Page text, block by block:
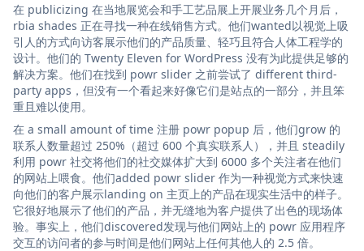
在 publicizing 在当地展览会和手工艺品展上开展业务几个月后，
rbia shades 正在寻找一种在线销售方式。他们wanted以视觉上吸
引人的方式向访客展示他们的产品质量、轻巧且符合人体工程学的
设计。他们的 Twenty Eleven for WordPress 没有为此提供足够的
解决方案。他们在找到 powr slider 之前尝试了 different third-
party apps，但没有一个看起来好像它们是站点的一部分，并且笨
重且难以使用。
在 a small amount of time 注册 powr popup 后，他们grow 的
联系人数量超过 250%（超过 600 个真实联系人），并且 steadily
利用 powr 社交将他们的社交媒体扩大到 6000 多个关注者在他们
的网站上喂食。他们added powr slider 作为一种视觉方式来快速
向他们的客户展示landing on 主页上的产品在现实生活中的样子。
它很好地展示了他们的产品，并无缝地为客户提供了出色的现场体
验。事实上，他们discovered发现与他们网站上的 powr 应用程序
交互的访问者的参与时间是他们网站上任何其他人的 2.5 倍。